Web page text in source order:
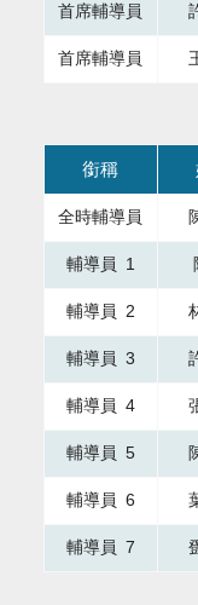
首席輔導員
首席輔導員
本表格為組織成
銜稱
全時輔導員
輔導員 1
輔導員 2
輔導員 3
輔導員 4
輔導員 5
輔導員 6
輔導員 7